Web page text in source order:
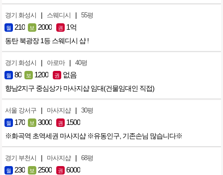
경기 화성시 | 스웨디시 | 55평
월 210 보 2000 권 1억
동탄 북광장 1등 스웨디시 샵 !
경기 화성시 | 아로마 | 40평
월 80 보 1200 권 없음
향남2지구 중심상가 마사지샵 임대(건물임대인 직접)
서울 강서구 | 마사지샵 | 30평
월 170 보 3000 권 1500
※화곡역 초역세권 마사지샵 ※유동인구, 기존손님 많습니다※
경기 부천시 | 마사지샵 | 68평
월 230 보 2500 권 6000